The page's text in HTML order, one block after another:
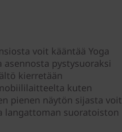
voit kääntää Yoga
asennosta pystysuoraksi
kierretään
kuten
pienen näytön sijasta voit
langattoman suoratoiston